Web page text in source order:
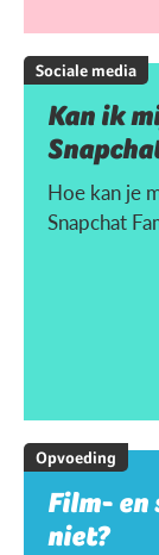
Sociale media
Kan ik
Hoe kan je
Snapchat
Opvoeding
Film- en
niet?